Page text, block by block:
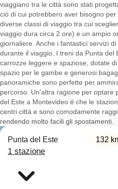
viaggiano tra le città sono stati
ciò di cui potrebbero aver bisogno
diverse classi di viaggio tra cui
viaggio dura circa 2 ore) e un ampio
giornaliere. Anche i fantastici servizi
durante il viaggio. I treni da Punta del
carrozze leggere e spaziose, dotate
spazio per le gambe e generosi
panoramiche sono perfette per
percorso. Un'altra ragione per optare
del Este a Montevideo è che le
centri città e sono comodamente
rendendo molto facili gli spostamenti.
Punta del Este 132
1 stazione